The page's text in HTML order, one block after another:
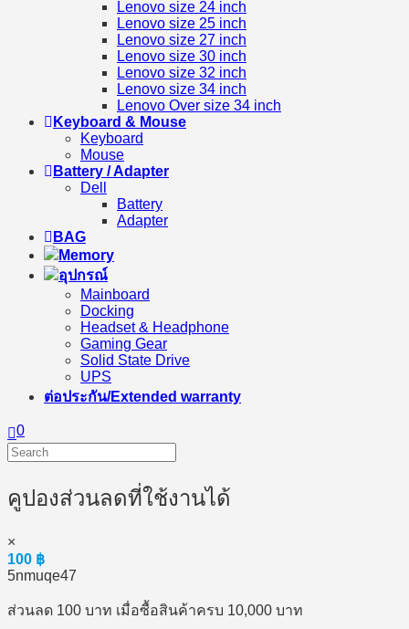
Lenovo size 24 inch
Lenovo size 25 inch
Lenovo size 27 inch
Lenovo size 30 inch
Lenovo size 32 inch
Lenovo size 34 inch
Lenovo Over size 34 inch
Keyboard & Mouse
Keyboard
Mouse
Battery / Adapter
Dell
Battery
Adapter
BAG
Memory
อุปกรณ์
Mainboard
Docking
Headset & Headphone
Gaming Gear
Solid State Drive
UPS
ต่อประกัน/Extended warranty
0
คูปองส่วนลดที่ใช้งานได้
×
100 ฿
5nmuqe47
ส่วนลด 100 บาท เมื่อซื้อสินค้าครบ 10,000 บาท